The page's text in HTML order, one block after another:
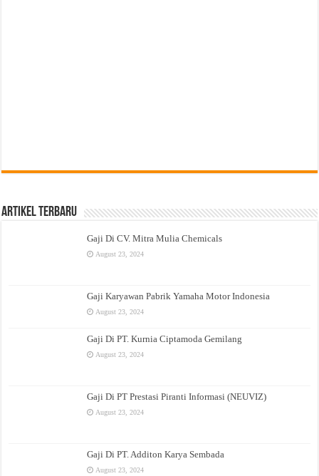
Artikel Terbaru
Gaji Di CV. Mitra Mulia Chemicals
August 23, 2024
Gaji Karyawan Pabrik Yamaha Motor Indonesia
August 23, 2024
Gaji Di PT. Kurnia Ciptamoda Gemilang
August 23, 2024
Gaji Di PT Prestasi Piranti Informasi (NEUVIZ)
August 23, 2024
Gaji Di PT. Additon Karya Sembada
August 23, 2024